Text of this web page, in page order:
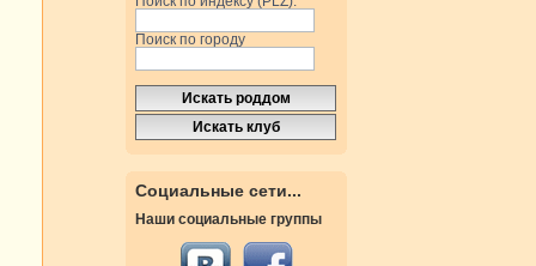
Поиск по городу
Социальные сети...
Наши социальные группы